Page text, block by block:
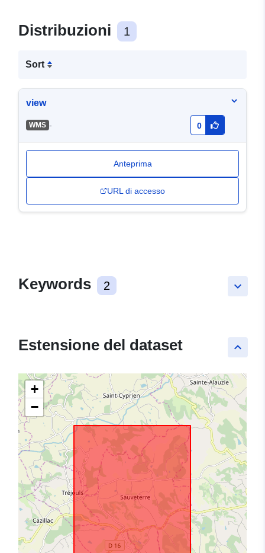
Distribuzioni 1
Sort
view
WMS - 0
Anteprima
URL di accesso
keyboard_arrow_down
Keywords 2
keyboard_arrow_up
Estensione del dataset
+
−